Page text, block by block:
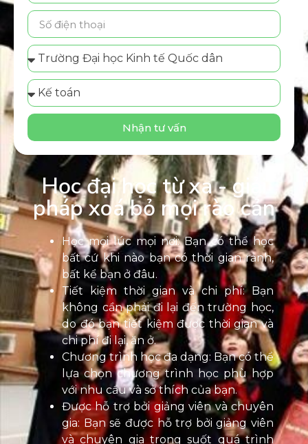
Nhận tư vấn
Học đại học từ xa - giải
pháp xoá bỏ mọi rào cản
Học mọi lúc mọi nơi: Bạn có thể học
bất cứ khi nào bạn có thời gian rảnh,
bất kể bạn ở đâu.
Tiết kiệm thời gian và chi phí: Bạn
không cần phải đi lại đến trường học,
do đó bạn tiết kiệm được thời gian và
chi phí đi lại, ăn ở.
Chương trình học đa dạng: Bạn có thể
lựa chọn chương trình học phù hợp
với nhu cầu và sở thích của bạn.
Được hỗ trợ bởi giảng viên và chuyên
gia: Bạn sẽ được hỗ trợ bởi giảng viên
và chuyên gia trong suốt quá trình